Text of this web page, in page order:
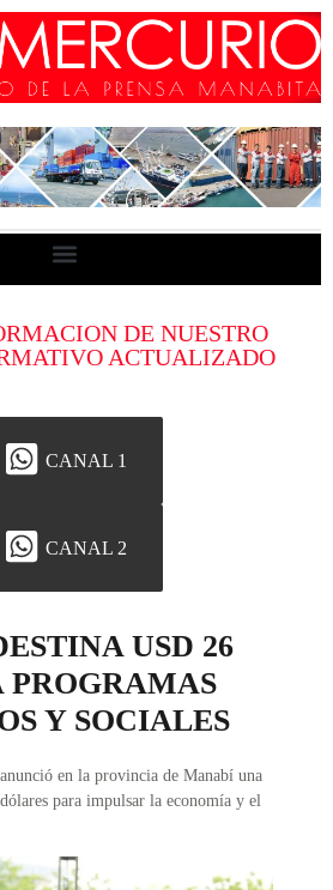
DE NUESTRO
ACTUALIZADO
CANAL 1
CANAL 2
USD 26
Y SOCIALES
en la provincia de Manabí una
para impulsar la economía y el